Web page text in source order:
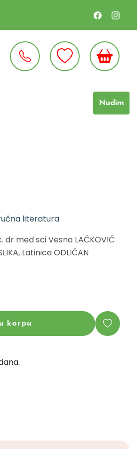
Nudim
literatura
dr med sci Vesna LAČKOVIĆ
Latinica ODLIČAN
korpu